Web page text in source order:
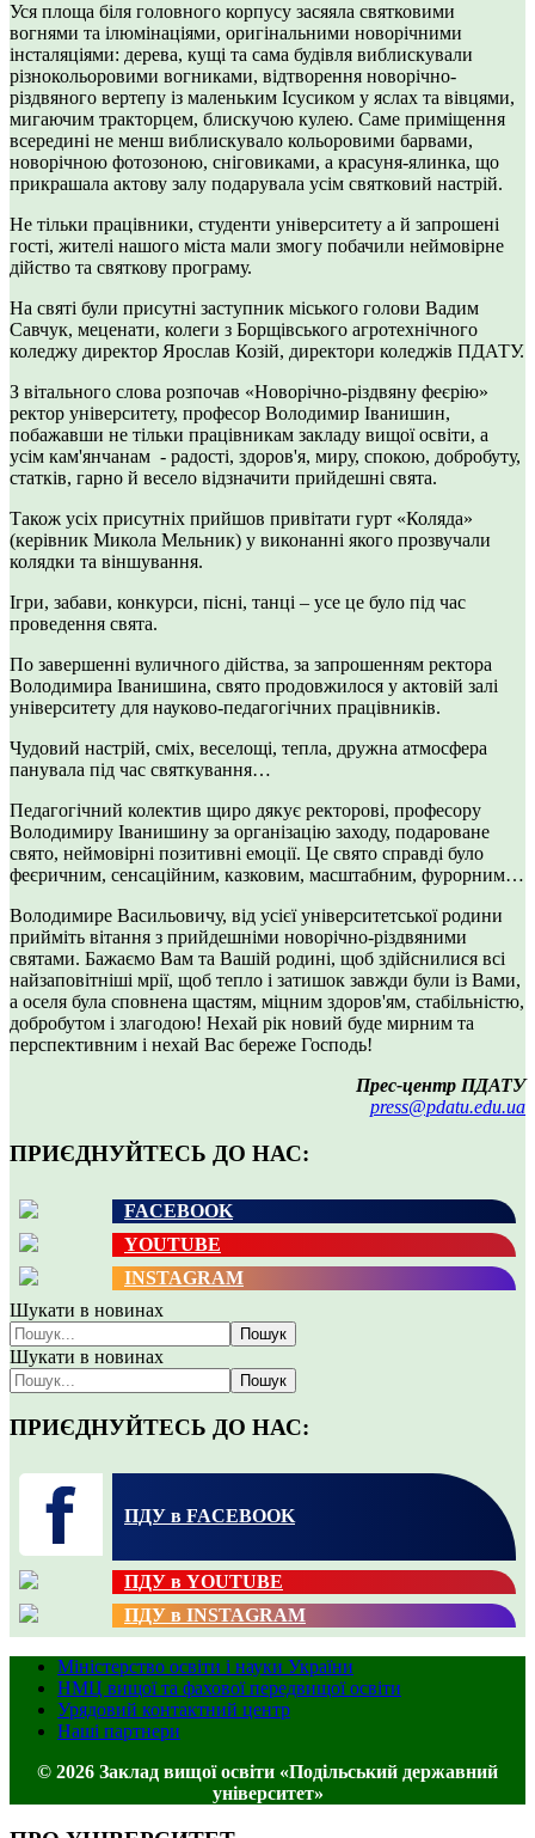
Уся площа біля головного корпусу засяяла святковими
вогнями та ілюмінаціями, оригінальними новорічними
інсталяціями: дерева, кущі та сама будівля виблискували
різнокольоровими вогниками, відтворення новорічно-
різдвяного вертепу із маленьким Ісусиком у яслах та вівцями,
мигаючим тракторцем, блискучою кулею. Саме приміщення
всередині не менш виблискувало кольоровими барвами,
новорічною фотозоною, сніговиками, а красуня-ялинка, що
прикрашала актову залу подарувала усім святковий настрій.
Не тільки працівники, студенти університету а й запрошені
гості, жителі нашого міста мали змогу побачили неймовірне
дійство та святкову програму.
На святі були присутні заступник міського голови Вадим
Савчук, меценати, колеги з Борщівського агротехнічного
коледжу директор Ярослав Козій, директори коледжів ПДАТУ.
З вітального слова розпочав «Новорічно-різдвяну феєрію»
ректор університету, професор Володимир Іванишин,
побажавши не тільки працівникам закладу вищої освіти, а
усім кам'янчанам - радості, здоров'я, миру, спокою, добробуту,
статків, гарно й весело відзначити прийдешні свята.
Також усіх присутніх прийшов привітати гурт «Коляда»
(керівник Микола Мельник) у виконанні якого прозвучали
колядки та віншування.
Ігри, забави, конкурси, пісні, танці – усе це було під час
проведення свята.
По завершенні вуличного дійства, за запрошенням ректора
Володимира Іванишина, свято продовжилося у актовій залі
університету для науково-педагогічних працівників.
Чудовий настрій, сміх, веселощі, тепла, дружна атмосфера
панувала під час святкування…
Педагогічний колектив щиро дякує ректорові, професору
Володимиру Іванишину за організацію заходу, подароване
свято, неймовірні позитивні емоції. Це свято справді було
феєричним, сенсаційним, казковим, масштабним, фурорним…
Володимире Васильовичу, від усієї університетської родини
прийміть вітання з прийдешніми новорічно-різдвяними
святами. Бажаємо Вам та Вашій родині, щоб здійснилися всі
найзаповітніші мрії, щоб тепло і затишок завжди були із Вами,
а оселя була сповнена щастям, міцним здоров'ям, стабільністю,
добробутом і злагодою! Нехай рік новий буде мирним та
перспективним і нехай Вас береже Господь!
Прес-центр ПДАТУ
press@pdatu.edu.ua
ПРИЄДНУЙТЕСЬ ДО НАС:
FACEBOOK
YOUTUBE
INSTAGRAM
Шукати в новинах
Пошук
Шукати в новинах
Пошук
ПРИЄДНУЙТЕСЬ ДО НАС:
ПДУ в FACEBOOK
ПДУ в YOUTUBE
ПДУ в INSTAGRAM
Міністерство освіти і науки України
НМЦ вищої та фахової передвищої освіти
Урядовий контактний центр
Наші партнери
© 2026 Заклад вищої освіти «Подільський державний
університет»